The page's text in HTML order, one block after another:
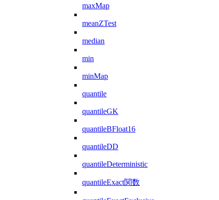
maxMap
meanZTest
median
min
minMap
quantile
quantileGK
quantileBFloat16
quantileDD
quantileDeterministic
quantileExact関数